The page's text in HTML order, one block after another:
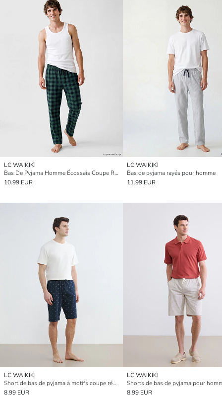
LC WAIKIKI
Bas De Pyjama Homme Écossais Coupe Régulière
10.99 EUR
LC WAIKIKI
Bas de pyjama rayés pour homme
11.99 EUR
LC WAIKIKI
Short de bas de pyjama à motifs coupe régulière
8.99 EUR
LC WAIKIKI
8.99 EUR